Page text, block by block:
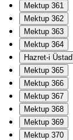
Mektup 361
Mektup 362
Mektup 363
Mektup 364
Hazret-i
Mektup 365
Mektup 366
Mektup 367
Mektup 368
Mektup 369
Mektup 370